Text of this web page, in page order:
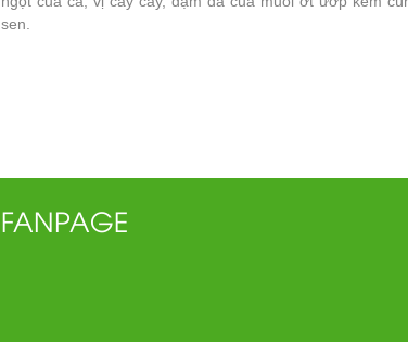
sen.
FANPAGE